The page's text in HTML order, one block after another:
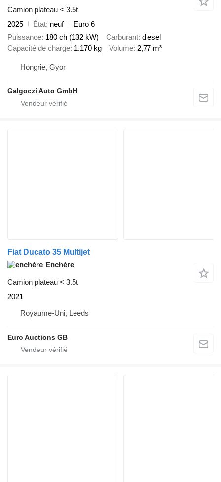
Camion plateau < 3.5t
2025
État neuf
Euro 6
Puissance 180 ch (132 kW) Carburant diesel
Capacité de charge 1.170 kg Volume 2,77 m³
Hongrie, Gyor
Galgoczi Auto GmbH
Fiat Ducato 35 Multijet
Enchère
Camion plateau < 3.5t
2021
Royaume-Uni, Leeds
Euro Auctions GB